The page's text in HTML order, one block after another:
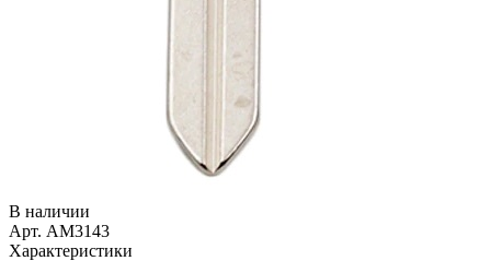
В наличии
Арт. AM3143
Характеристики